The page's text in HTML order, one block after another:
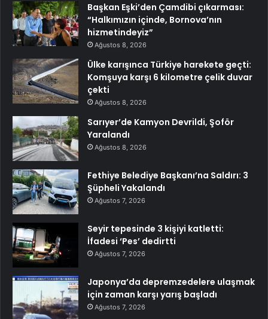
Başkan Eşki’den Çamdibi çıkarması:
“Halkımızın içinde, Bornova’nın
hizmetindeyiz”
Ağustos 8, 2026
Ülke karışınca Türkiye harekete geçti:
Komşuya karşı 6 kilometre çelik duvar
çekti
Ağustos 8, 2026
Sarıyer’de Kamyon Devrildi, Şoför
Yaralandı
Ağustos 8, 2026
Fethiye Belediye Başkanı’na Saldırı: 3
Şüpheli Yakalandı
Ağustos 7, 2026
Seyir tepesinde 3 kişiyi katletti:
İfadesi ‘Pes’ dedirtti
Ağustos 7, 2026
Japonya’da depremzedelere ulaşmak
için zaman karşı yarış başladı
Ağustos 7, 2026